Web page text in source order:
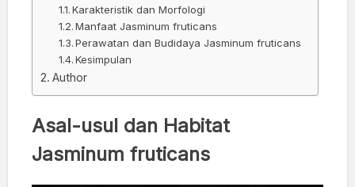
Karakteristik dan Morfologi
Manfaat Jasminum fruticans
Perawatan dan Budidaya Jasminum fruticans
Kesimpulan
Author
Asal-usul dan Habitat
Jasminum fruticans